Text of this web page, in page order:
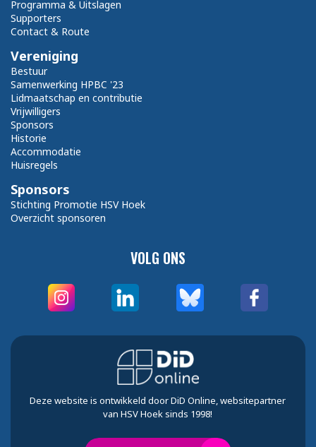
VOLG ONS
Programma & Uitslagen
Supporters
Contact & Route
Vereniging
Bestuur
Samenwerking HPBC '23
Lidmaatschap en contributie
Vrijwilligers
Sponsors
Historie
Accommodatie
Huisregels
Sponsors
Stichting Promotie HSV Hoek
Overzicht sponsoren
Deze website is ontwikkeld door DiD Online, websitepartner
van HSV Hoek sinds 1998!